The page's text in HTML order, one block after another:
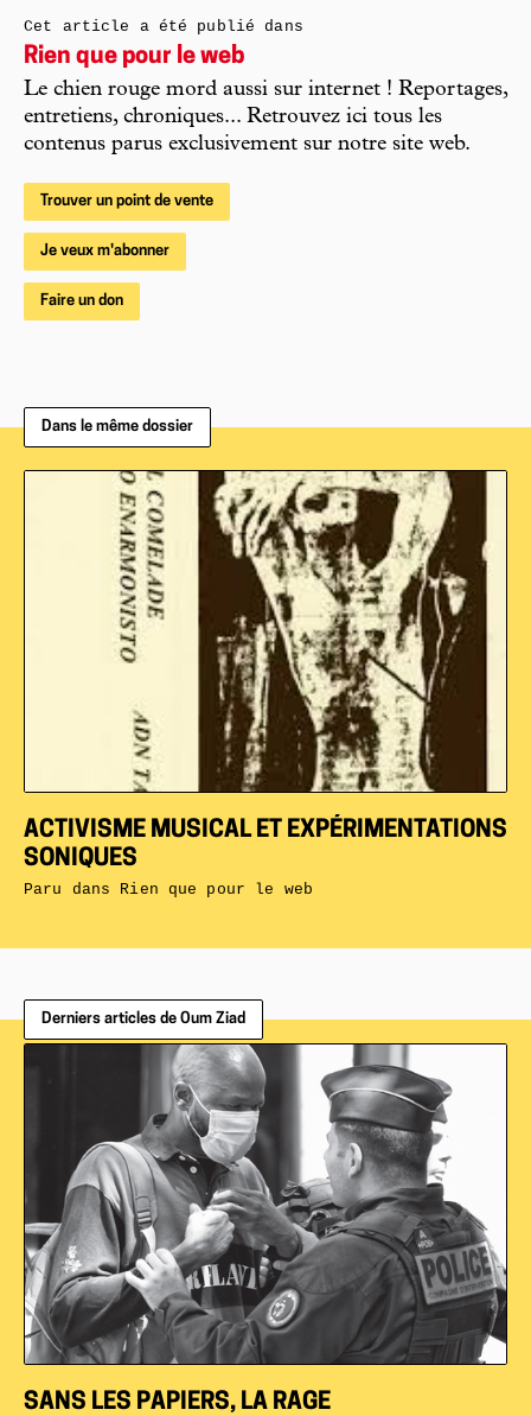
Cet article a été publié dans
Rien que pour le web
Le chien rouge mord aussi sur internet ! Reportages,
entretiens, chroniques... Retrouvez ici tous les
contenus parus exclusivement sur notre site web.
Trouver un point de vente
Je veux m'abonner
Faire un don
Dans le même dossier
ACTIVISME MUSICAL ET EXPÉRIMENTATIONS
SONIQUES
Paru dans Rien que pour le web
Derniers articles de Oum Ziad
SANS LES PAPIERS, LA RAGE